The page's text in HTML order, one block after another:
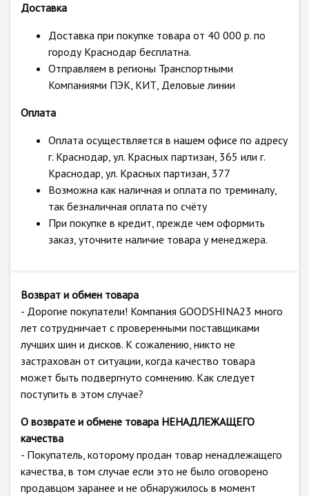
Доставка
Доставка при покупке товара от 40 000 р. по
городу Краснодар бесплатна.
Отправляем в регионы Транспортными
Компаниями ПЭК, КИТ, Деловые линии
Оплата
Оплата осуществляется в нашем офисе по адресу
г. Краснодар, ул. Красных партизан, 365 или г.
Краснодар, ул. Красных партизан, 377
Возможна как наличная и оплата по треминалу,
так безналичная оплата по счёту
При покупке в кредит, прежде чем оформить
заказ, уточните наличие товара у менеджера.
Возврат и обмен товара
- Дорогие покупатели! Компания GOODSHINA23 много
лет сотрудничает с проверенными поставщиками
лучших шин и дисков. К сожалению, никто не
застрахован от ситуации, когда качество товара
может быть подвергнуто сомнению. Как следует
поступить в этом случае?
О возврате и обмене товара НЕНАДЛЕЖАЩЕГО
качества
- Покупатель, которому продан товар ненадлежащего
качества, в том случае если это не было оговорено
продавцом заранее и не обнаружилось в момент